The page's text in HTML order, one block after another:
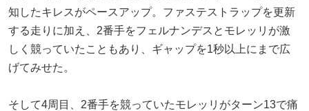
知したキレスがペースアップ。ファステストラップを更新
する走りに加え、2番手をフェルナンデスとモレッリが激
しく競っていたこともあり、ギャップを1秒以上にまで広
げてみせた。
そして4周目、2番手を競っていたモレッリがターン13で痛